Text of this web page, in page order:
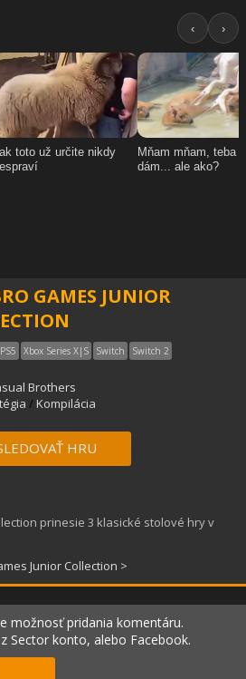
GAMES JUNIOR
PS5 Xbox Series X|S Switch Switch 2
Brothers
/ Kompilácia
HRU
prinesie 3 klasické stolové hry v
Junior Collection >
možnosť pridania komentáru.
Sector konto, alebo Facebook.